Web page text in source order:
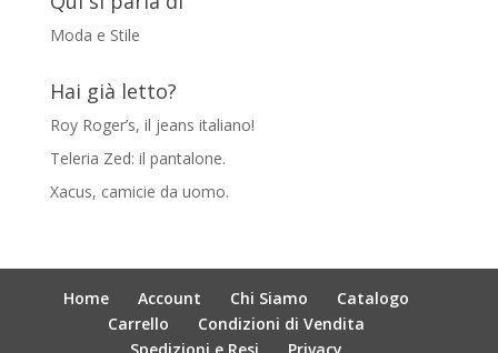
Moda e Stile
Hai già letto?
Roy Roger’s, il jeans italiano!
Teleria Zed: il pantalone.
Xacus, camicie da uomo.
Home Account Chi Siamo
Catalogo
Carrello
Condizioni di Vendita